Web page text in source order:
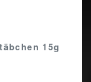
15g